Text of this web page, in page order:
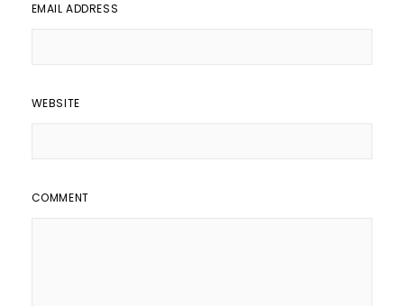
EMAIL ADDRESS
WEBSITE
COMMENT